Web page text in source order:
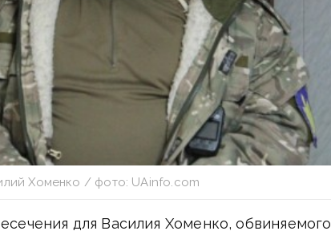
Хоменко / фото: UAinfo.com
для Василия Хоменко, обвиняемого